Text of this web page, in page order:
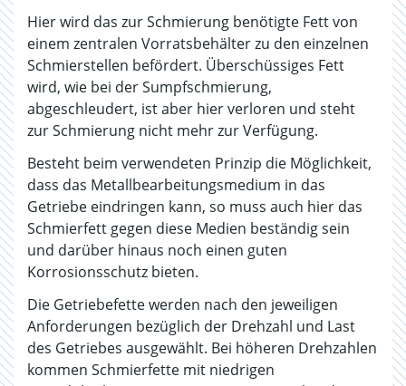
Hier wird das zur Schmierung benötigte Fett von
einem zentralen Vorratsbehälter zu den einzelnen
Schmierstellen befördert. Überschüssiges Fett
wird, wie bei der Sumpfschmierung,
abgeschleudert, ist aber hier verloren und steht
zur Schmierung nicht mehr zur Verfügung.
Besteht beim verwendeten Prinzip die Möglichkeit,
dass das Metallbearbeitungsmedium in das
Getriebe eindringen kann, so muss auch hier das
Schmierfett gegen diese Medien beständig sein
und darüber hinaus noch einen guten
Korrosionsschutz bieten.
Die Getriebefette werden nach den jeweiligen
Anforderungen bezüglich der Drehzahl und Last
des Getriebes ausgewählt. Bei höheren Drehzahlen
kommen Schmierfette mit niedrigen